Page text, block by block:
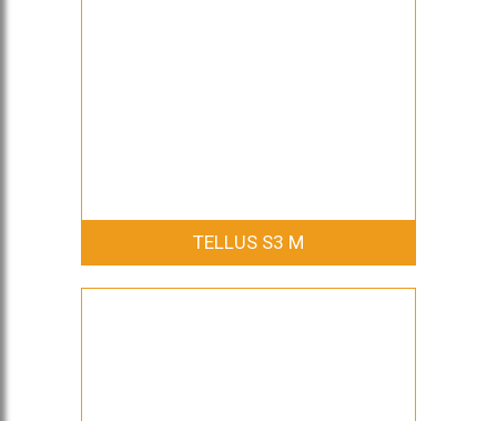
TELLUS S3 M